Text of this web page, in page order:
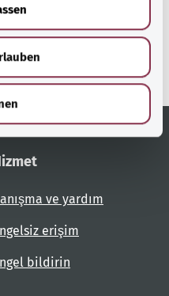
bir hizmetidir.
ve yardım
erişim
bildirin